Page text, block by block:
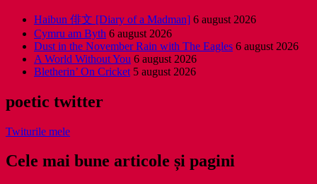
Haibun 俳文 [Diary of a Madman] 6 august 2026
Cymru am Byth 6 august 2026
Dust in the November Rain with The Eagles 6 august 2026
A World Without You 6 august 2026
Bletherin’ On Cricket 5 august 2026
poetic twitter
Twiturile mele
Cele mai bune articole și pagini